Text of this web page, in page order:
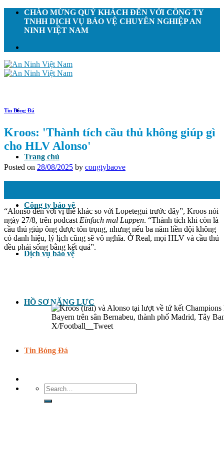
Skip
content
CHÀO MỪNG QUÝ KHÁCH ĐẾN VỚI CÔNG TY
TNHH DỊCH VỤ BẢO VỆ CHUYÊN NGHIỆP AN
NINH VIỆT NAM
Trang chủ
Công ty bảo vệ
Dịch vụ bảo vệ
HỒ SƠ NĂNG LỰC
Tin Bóng Đá
Search
for:
Tin Bóng Đá
Kroos: 'Thành tích cầu thủ không giúp gì
cho HLV Alonso'
Posted on 28/08/2025 by congtybaove
“Alonso đến với vị thế khác so với Lopetegui trước đây”, Kroos nói
ngày 27/8, trên podcast Einfach mal Luppen. “Thành tích khi còn là
cầu thủ giúp ông được tôn trọng, nhưng nếu ba năm liền đội không
có danh hiệu, lý lịch cũng sẽ vô nghĩa. Ở Real, mọi HLV và cầu thủ
đều phải sống bằng kết quả”.